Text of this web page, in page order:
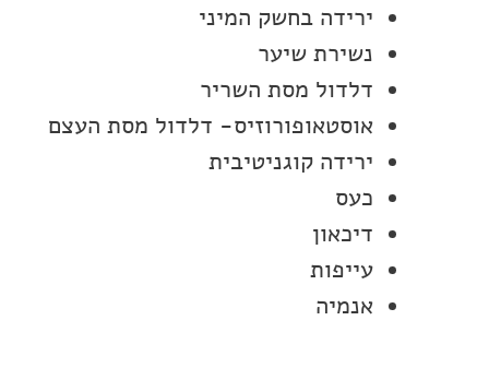
ירידה בחשק המיני
נשירת שיער
דלדול מסת השריר
אוסטאופורוזיס- דלדול מסת העצם
ירידה קוגניטיבית
כעס
דיכאון
עייפות
אנמיה